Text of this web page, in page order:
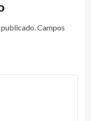
publicado.Campos